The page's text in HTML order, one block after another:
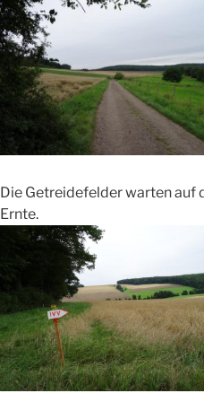
Die Getreidefelder warten auf
Ernte.